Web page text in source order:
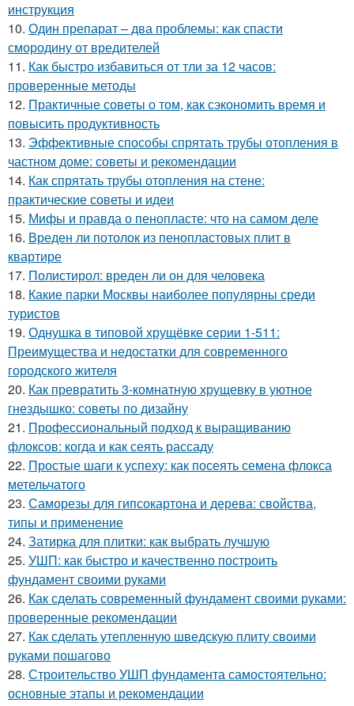
инструкция
10. Один препарат – два проблемы: как спасти
смородину от вредителей
11. Как быстро избавиться от тли за 12 часов:
проверенные методы
12. Практичные советы о том, как сэкономить время и
повысить продуктивность
13. Эффективные способы спрятать трубы отопления в
частном доме: советы и рекомендации
14. Как спрятать трубы отопления на стене:
практические советы и идеи
15. Мифы и правда о пенопласте: что на самом деле
16. Вреден ли потолок из пенопластовых плит в
квартире
17. Полистирол: вреден ли он для человека
18. Какие парки Москвы наиболее популярны среди
туристов
19. Однушка в типовой хрущёвке серии 1-511:
Преимущества и недостатки для современного
городского жителя
20. Как превратить 3-комнатную хрущевку в уютное
гнездышко: советы по дизайну
21. Профессиональный подход к выращиванию
флоксов: когда и как сеять рассаду
22. Простые шаги к успеху: как посеять семена флокса
метельчатого
23. Саморезы для гипсокартона и дерева: свойства,
типы и применение
24. Затирка для плитки: как выбрать лучшую
25. УШП: как быстро и качественно построить
фундамент своими руками
26. Как сделать современный фундамент своими руками:
проверенные рекомендации
27. Как сделать утепленную шведскую плиту своими
руками пошагово
28. Строительство УШП фундамента самостоятельно:
основные этапы и рекомендации